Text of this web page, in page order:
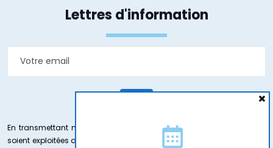
Lettres d'information
En transmettant mon e-mail j’accepte que les informations saisies
soient exploitées dans le cadre de ma demande et de la relation qui